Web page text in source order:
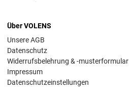
Über VOLENS
Unsere AGB
Datenschutz
Widerrufsbelehrung & -musterformular
Impressum
Datenschutzeinstellungen